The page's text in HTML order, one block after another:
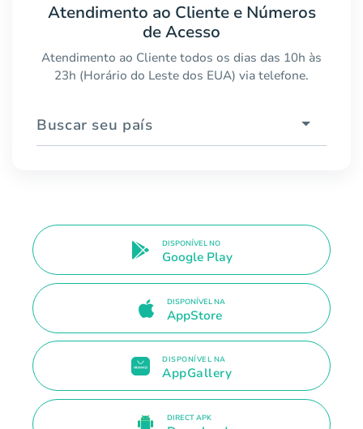
Atendimento ao Cliente e Números
de Acesso
Atendimento ao Cliente todos os dias das 10h às
23h (Horário do Leste dos EUA) via telefone.
Buscar seu país
DISPONÍVEL NO
Google Play
DISPONÍVEL NA
AppStore
DISPONÍVEL NA
AppGallery
DIRECT APK